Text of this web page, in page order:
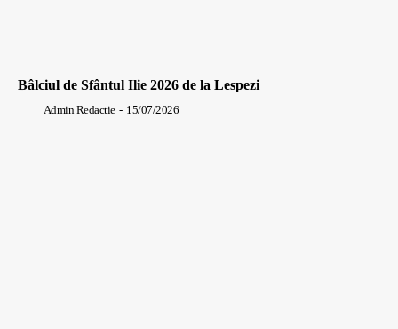
Bâlciul de Sfântul Ilie 2026 de la Lespezi
Admin Redactie - 15/07/2026